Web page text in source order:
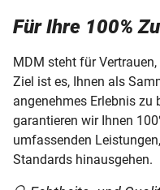
Sammler-Service
Ihre Meinung ist uns
Ihre Sammlung
Münzkollektionen
Für Ihre 100%
MDM steht für
Ziel ist es, Ihnen als
angenehmes Erlebnis zu
garantieren wir Ihnen
umfassenden
Standards hinausgehen.